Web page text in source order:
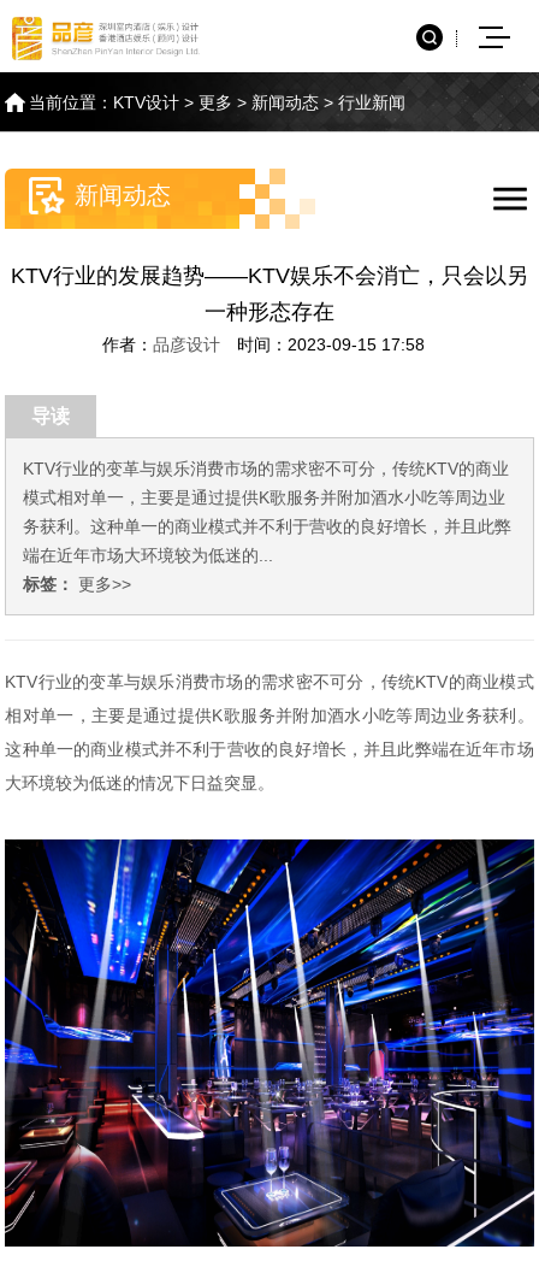
当前位置： KTV设计 >更多 > 新闻动态 >行业新闻
新闻动态
KTV行业的发展趋势——KTV娱乐不会消亡，只会以另
一种形态存在
作者： 品彦设计 时间：2023-09-15 17:58
导读
KTV行业的变革与娱乐消费市场的需求密不可分，传统KTV的商业
模式相对单一，主要是通过提供K歌服务并附加酒水小吃等周边业
务获利。这种单一的商业模式并不利于营收的良好増长，并且此弊
端在近年市场大环境较为低迷的...
标签： 更多>>
KTV行业的变革与娱乐消费市场的需求密不可分，传统KTV的商业模式
相对单一，主要是通过提供K歌服务并附加酒水小吃等周边业务获利。
这种单一的商业模式并不利于营收的良好増长，并且此弊端在近年市场
大环境较为低迷的情况下日益突显。